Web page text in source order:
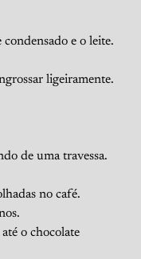
e o leite.
ligeiramente.
de uma travessa.
no café.
o chocolate